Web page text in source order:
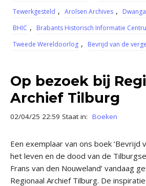
Tewerkgesteld , Arolsen Archives ,
BHIC , Brabants Historisch Informatie
Tweede Wereldoorlog , Bevrijd van de
Op bezoek bij
Archief Tilburg
02/04/25 22:59 Staat in: Boeken
Een exemplaar van ons boek ‘Bevrijd
het leven en de dood van de
Frans van den Nouweland’ vandaag
Regionaal Archief Tilburg. De